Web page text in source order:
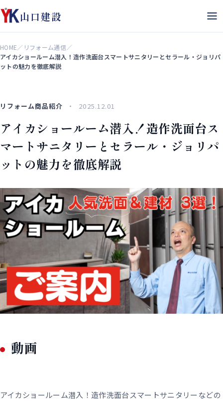
山口建設
HOME／ リフォーム通信／
アイカショールーム潜入！造作洗面台スマートサニタリーとセラール・ジョリパ
ットの魅力を徹底解説
リフォーム商品紹介 2025.12.01
アイカショールーム潜入！造作洗面台ス
マートサニタリーとセラール・ジョリパ
ットの魅力を徹底解説
動画
アイカショールーム潜入！造作洗面台スマートサニタリーなどの